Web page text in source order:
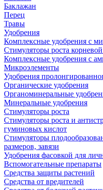
Баклажан
Перец
Травы
Удобрения
Комплексные удобрения с
Стимуляторы роста
Комплексные удобрения с
Микроэлементы
Удобрения
Органические удобрения
Органоминеральные
Минеральные удобрения
Стимуляторы роста
Стимуляторы роста и
гуминовых кислот
Стимуляторы
размеров, завязи
Удобрения фасовкой для
Вспомогательные препараты
Средства защиты растений
Средства от вредителей